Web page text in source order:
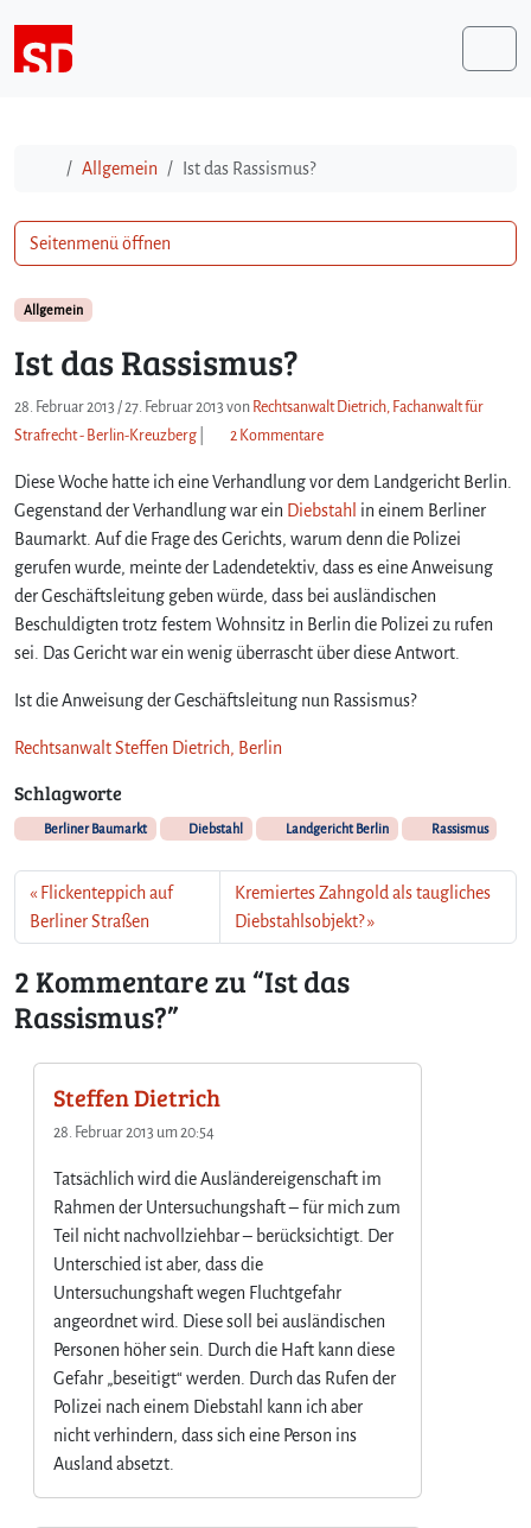
StartAllgemein Ist das Rassismus?
Allgemein
Ist das Rassismus?
28. Februar 2013 /27. Februar 2013 von Rechtsanwalt Dietrich, Fachanwalt für
Strafrecht - Berlin-Kreuzberg
2 Kommentarez
I
s
d
s
R
a
s
s
Diese Woche hatte ich eine Verhandlung vor dem Landgericht Berlin.
Gegenstand der Verhandlung war ein Diebstahl in einem Berliner
Baumarkt. Auf die Frage des Gerichts, warum denn die Polizei
gerufen wurde, meinte der Ladendetektiv, dass es eine Anweisung
der Geschäftsleitung geben würde, dass bei ausländischen
Beschuldigten trotz festem Wohnsitz in Berlin die Polizei zu rufen
sei. Das Gericht war ein wenig überrascht über diese Antwort.
Ist die Anweisung der Geschäftsleitung nun Rassismus?
Rechtsanwalt Steffen Dietrich, Berlin
Schlagworte
Berliner Baumarkt Diebstahl Landgericht Berlin Rassismus
Flickenteppich auf
Berliner Straßen
Kremiertes Zahngold als taugliches
Diebstahlsobjekt?
2 Kommentare zu “Ist das
Rassismus?”
Steffen Dietrich
28. Februar 2013 um 20:54
Tatsächlich wird die Ausländereigenschaft im
Rahmen der Untersuchungshaft – für mich zum
Teil nicht nachvollziehbar – berücksichtigt. Der
Unterschied ist aber, dass die
Untersuchungshaft wegen Fluchtgefahr
angeordnet wird. Diese soll bei ausländischen
Personen höher sein. Durch die Haft kann diese
Gefahr „beseitigt“ werden. Durch das Rufen der
Polizei nach einem Diebstahl kann ich aber
nicht verhindern, dass sich eine Person ins
Ausland absetzt.
Seitenmenü öffnen